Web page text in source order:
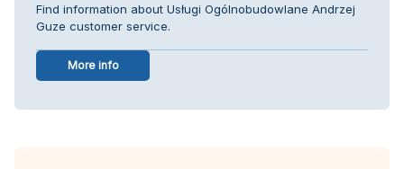
Find information about Usługi Ogólnobudowlane Andrzej
Guze customer service.
More info